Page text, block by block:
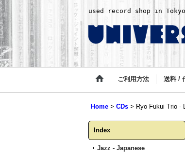
used record shop in Tokyo
ご利用方法 送料 /
Home > CDs > Ryo Fukui Trio -
Index
Jazz - Japanese